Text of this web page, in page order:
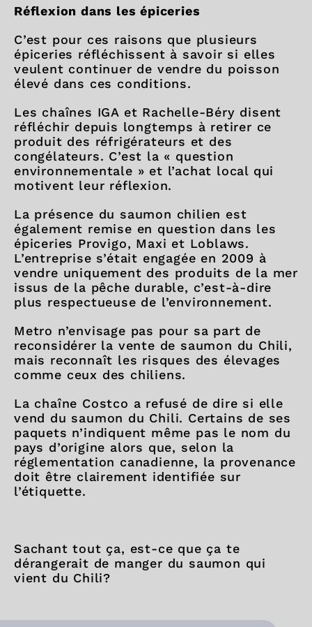
Réflexion dans les épiceries
C’est pour ces raisons que plusieurs
épiceries réfléchissent à savoir si elles
veulent continuer de vendre du poisson
élevé dans ces conditions.
Les chaînes IGA et Rachelle-Béry disent
réfléchir depuis longtemps à retirer ce
produit des réfrigérateurs et des
congélateurs. C’est la « question
environnementale » et l’achat local qui
motivent leur réflexion.
La présence du saumon chilien est
également remise en question dans les
épiceries Provigo, Maxi et Loblaws.
L’entreprise s’était engagée en 2009 à
vendre uniquement des produits de la mer
issus de la pêche durable, c’est-à-dire
plus respectueuse de l’environnement.
Metro n’envisage pas pour sa part de
reconsidérer la vente de saumon du Chili,
mais reconnaît les risques des élevages
comme ceux des chiliens.
La chaîne Costco a refusé de dire si elle
vend du saumon du Chili. Certains de ses
paquets n’indiquent même pas le nom du
pays d’origine alors que, selon la
réglementation canadienne, la provenance
doit être clairement identifiée sur
l’étiquette.
Sachant tout ça, est-ce que ça te
dérangerait de manger du saumon qui
vient du Chili?